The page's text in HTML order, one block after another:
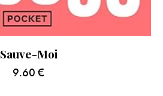
Sauve-Moi
9.60 €